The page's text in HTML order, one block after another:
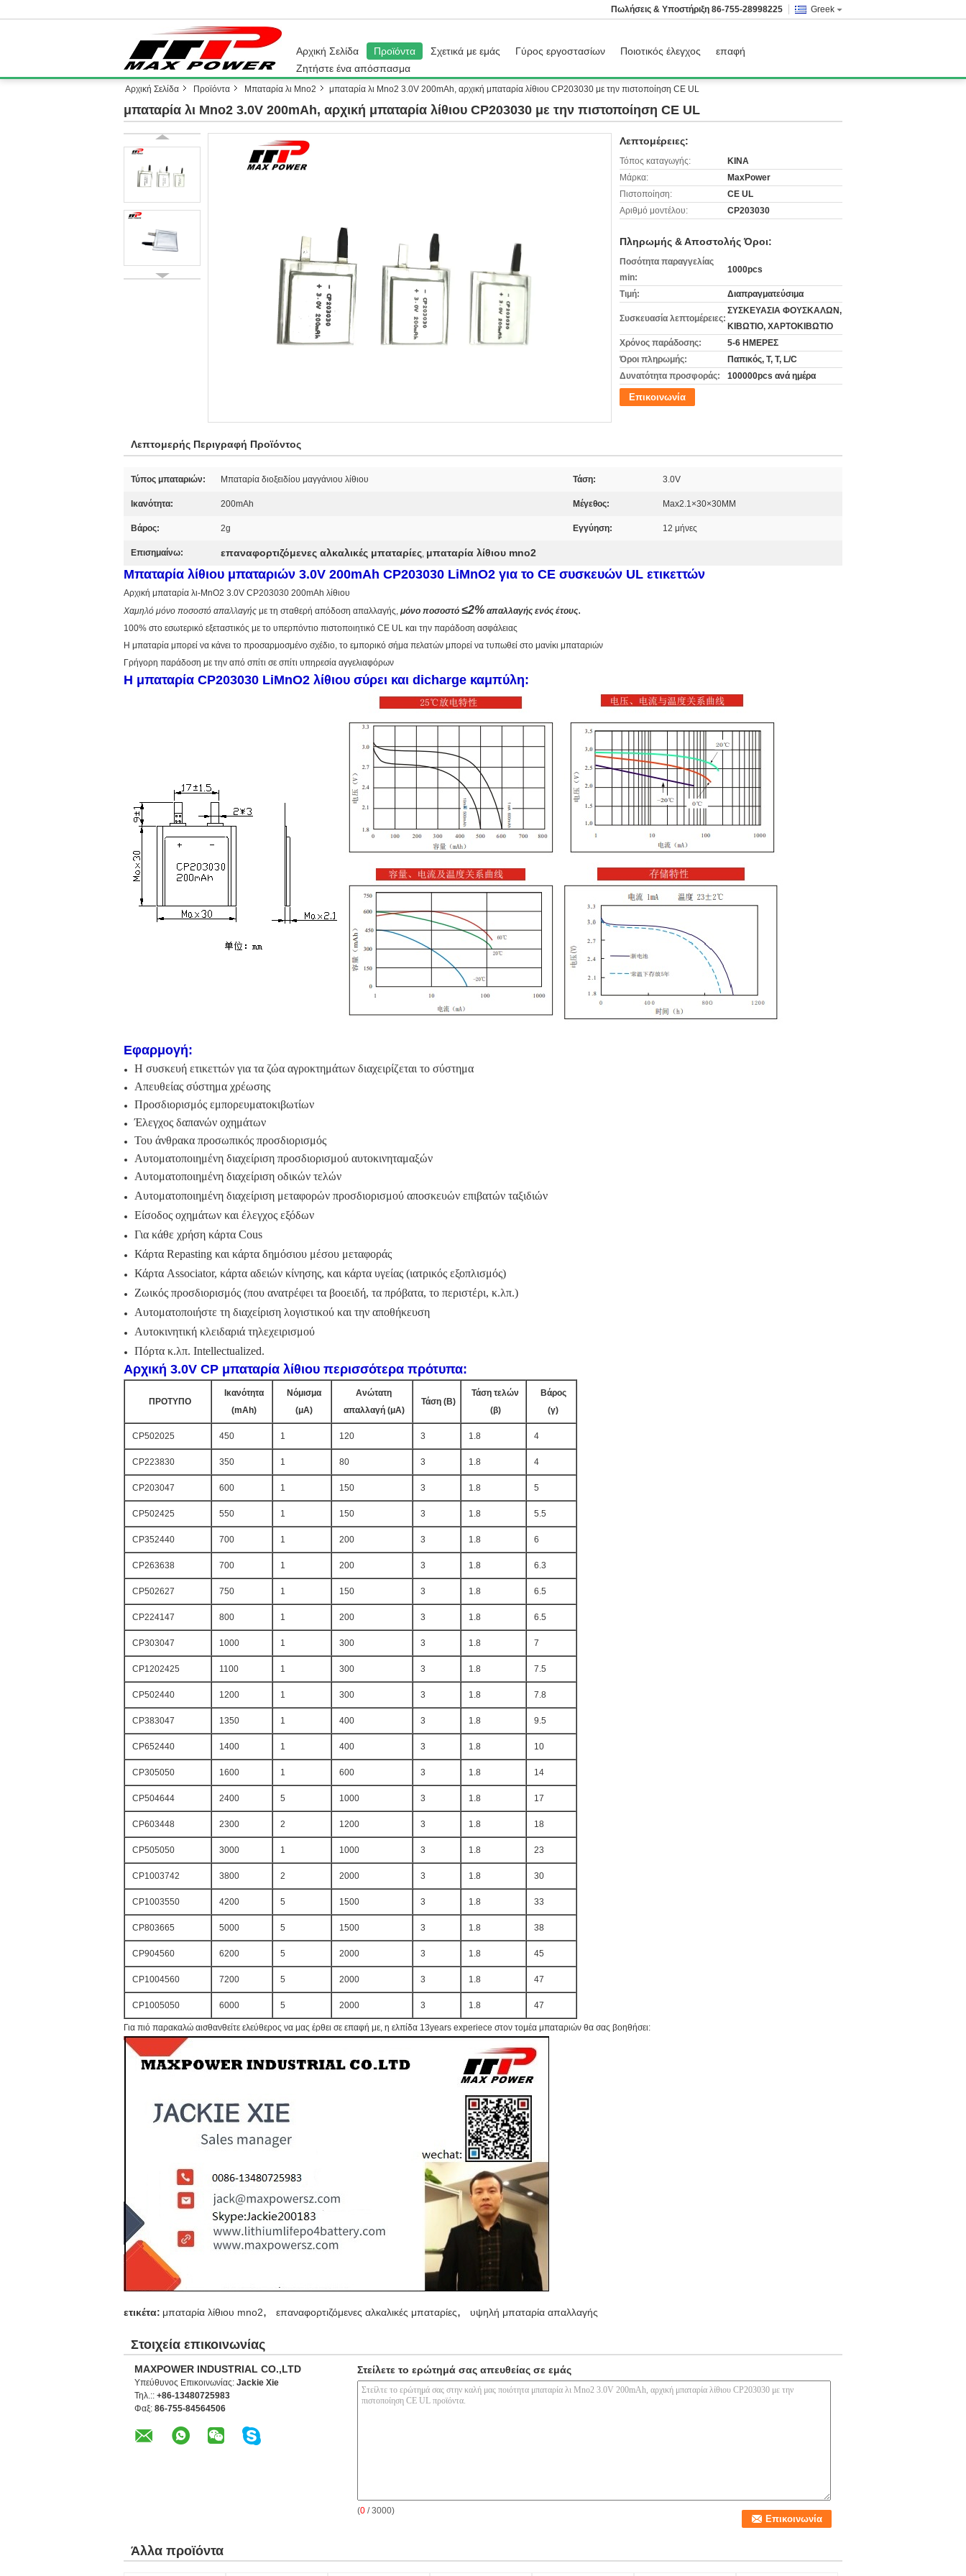
Greek
Πωλήσεις & Υποστήριξη 86-755-28998225
Αρχική Σελίδα Προϊόντα Σχετικά με εμάς Γύρος εργοστασίων Ποιοτικός έλεγχος
επαφή
Ζητήστε ένα απόσπασμα
Αρχική Σελίδα Προϊόντα Μπαταρία λι Mno2 μπαταρία λι Mno2 3.0V 200mAh, αρχική μπαταρία λίθιου CP203030 με την πιστοποίηση CE UL
μπαταρία λι Mno2 3.0V 200mAh, αρχική μπαταρία λίθιου CP203030 με την πιστοποίηση CE UL
Λεπτομέρειες:
Τόπος καταγωγής:
ΚΙΝΑ
Μάρκα:
MaxPower
Πιστοποίηση:
CE UL
Αριθμό μοντέλου:
CP203030
Πληρωμής & Αποστολής Όροι:
Ποσότητα παραγγελίας
min:
1000pcs
Τιμή: Διαπραγματεύσιμα
Συσκευασία λεπτομέρειες:
ΣΥΣΚΕΥΑΣΙΑ ΦΟΥΣΚΑΛΩΝ,
ΚΙΒΩΤΙΟ, ΧΑΡΤΟΚΙΒΩΤΙΟ
Χρόνος παράδοσης:
5-6 ΗΜΕΡΕΣ
Όροι πληρωμής:
Παπικός, Τ, Τ, L/C
Δυνατότητα προσφοράς:
100000pcs ανά ημέρα
Επικοινωνία
Λεπτομερής Περιγραφή Προϊόντος
Τύπος μπαταριών: Μπαταρία διοξειδίου μαγγάνιου λίθιου Τάση: 3.0V
Ικανότητα: 200mAh Μέγεθος: Max2.1×30×30MM
Βάρος: 2g Εγγύηση: 12 μήνες
Επισημαίνω: επαναφορτιζόμενες αλκαλικές μπαταρίες, μπαταρία λίθιου mno2
Μπαταρία λίθιου μπαταριών 3.0V 200mAh CP203030 LiMnO2 για το CE συσκευών UL ετικεττών
Αρχική μπαταρία λι-MnO2 3.0V CP203030 200mAh λίθιου
Χαμηλό μόνο ποσοστό απαλλαγής με τη σταθερή απόδοση απαλλαγής, μόνο ποσοστό ≤2% απαλλαγής ενός έτους.
100% στο εσωτερικό εξεταστικός με το υπερπόντιο πιστοποιητικό CE UL και την παράδοση ασφάλειας
Η μπαταρία μπορεί να κάνει το προσαρμοσμένο σχέδιο, το εμπορικό σήμα πελατών μπορεί να τυπωθεί στο μανίκι μπαταριών
Γρήγορη παράδοση με την από σπίτι σε σπίτι υπηρεσία αγγελιαφόρων
Η μπαταρία CP203030 LiMnO2 λίθιου σύρει και dicharge καμπύλη:
Εφαρμογή:
Η συσκευή ετικεττών για τα ζώα αγροκτημάτων διαχειρίζεται το σύστημα
Απευθείας σύστημα χρέωσης
Προσδιορισμός εμπορευματοκιβωτίων
Έλεγχος δαπανών οχημάτων
Του άνθρακα προσωπικός προσδιορισμός
Αυτοματοποιημένη διαχείριση προσδιορισμού αυτοκινηταμαξών
Αυτοματοποιημένη διαχείριση οδικών τελών
Αυτοματοποιημένη διαχείριση μεταφορών προσδιορισμού αποσκευών επιβατών ταξιδιών
Είσοδος οχημάτων και έλεγχος εξόδων
Για κάθε χρήση κάρτα Cous
Κάρτα Repasting και κάρτα δημόσιου μέσου μεταφοράς
Κάρτα Associator, κάρτα αδειών κίνησης, και κάρτα υγείας (ιατρικός εξοπλισμός)
Ζωικός προσδιορισμός (που ανατρέφει τα βοοειδή, τα πρόβατα, το περιστέρι, κ.λπ.)
Αυτοματοποιήστε τη διαχείριση λογιστικού και την αποθήκευση
Αυτοκινητική κλειδαριά τηλεχειρισμού
Πόρτα κ.λπ. Intellectualized.
Αρχική 3.0V CP μπαταρία λίθιου περισσότερα πρότυπα:
ΠΡΟΤΥΠΟ
Ικανότητα
(mAh)
Νόμισμα
(μΑ)
Ανώτατη
απαλλαγή (μΑ)
Τάση (Β)
Τάση τελών
(β)
Βάρος
(γ)
CP502025 450 1 120 3 1.8 4
CP223830 350 1 80 3 1.8 4
CP203047 600 1 150 3 1.8 5
CP502425 550 1 150 3 1.8 5.5
CP352440 700 1 200 3 1.8 6
CP263638 700 1 200 3 1.8 6.3
CP502627 750 1 150 3 1.8 6.5
CP224147 800 1 200 3 1.8 6.5
CP303047 1000 1 300 3 1.8 7
CP1202425 1100 1 300 3 1.8 7.5
CP502440 1200 1 300 3 1.8 7.8
CP383047 1350 1 400 3 1.8 9.5
CP652440 1400 1 400 3 1.8 10
CP305050 1600 1 600 3 1.8 14
CP504644 2400 5 1000 3 1.8 17
CP603448 2300 2 1200 3 1.8 18
CP505050 3000 1 1000 3 1.8 23
CP1003742 3800 2 2000 3 1.8 30
CP1003550 4200 5 1500 3 1.8 33
CP803665 5000 5 1500 3 1.8 38
CP904560 6200 5 2000 3 1.8 45
CP1004560 7200 5 2000 3 1.8 47
CP1005050 6000 5 2000 3 1.8 47
Για πιό παρακαλώ αισθανθείτε ελεύθερος να μας έρθει σε επαφή με, η ελπίδα 13years experiece στον τομέα μπαταριών θα σας βοηθήσει:
ετικέτα: μπαταρία λίθιου mno2, επαναφορτιζόμενες αλκαλικές μπαταρίες, υψηλή μπαταρία απαλλαγής
Στοιχεία επικοινωνίας
MAXPOWER INDUSTRIAL CO.,LTD
Υπεύθυνος Επικοινωνίας: Jackie Xie
Τηλ.:: +86-13480725983
Φαξ: 86-755-84564506
Στείλετε το ερώτημά σας απευθείας σε εμάς
(0 / 3000)
Άλλα προϊόντα